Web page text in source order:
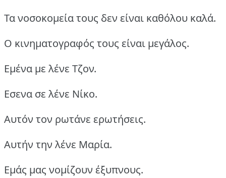
Τα νοσοκομεία τους δεν είναι καθόλου καλά.
Ο κινηματογραφός τους είναι μεγάλος.
Εμένα με λένε Τζον.
Εσενα σε λένε Νίκο.
Αυτόν τον ρωτάνε ερωτήσεις.
Αυτήν την λένε Μαρία.
Εμάς μας νομίζουν έξυπνους.